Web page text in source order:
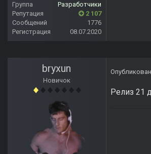
Группа
Разработчики
Репутация
2 107
Сообщений
1776
Регистрация
08.07.2020
bryxun
Новичок
Релиз 21